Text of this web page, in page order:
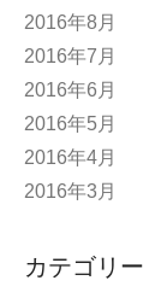
2016年8月
2016年7月
2016年6月
2016年5月
2016年4月
2016年3月
カテゴリー